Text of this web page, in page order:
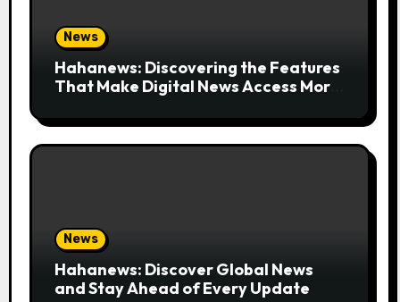
News
Hahanews: Discovering the Features
That Make Digital News Access More
News
Hahanews: Discover Global News
and Stay Ahead of Every Update